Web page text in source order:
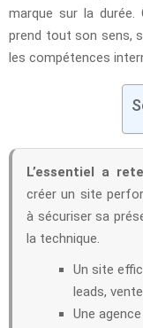
marque sur la durée.
prend tout son sens,
les compétences
L’essentiel a
créer un site
à sécuriser sa
la technique.
Un site
leads,
Une